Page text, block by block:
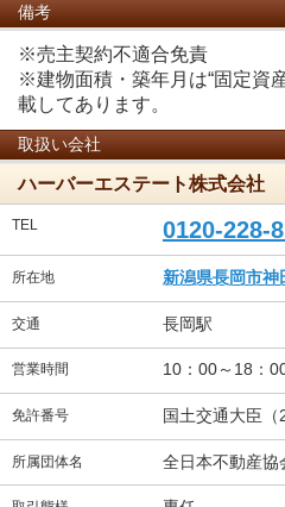
備考
※売主契約不適合免責
※建物面積・築年月は“固定資
載してあります。
取扱い会社
ハーバーエステート株式会社
TEL 0120-228-
所在地 新潟県長岡市神
交通 長岡駅
営業時間 10：00～18：
免許番号 国土交通大臣
所属団体名 全日本不動産